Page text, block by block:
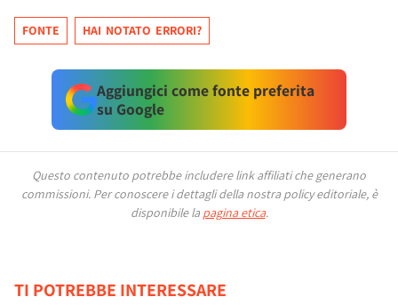
FONTE HAI NOTATO ERRORI?
Aggiungici come fonte preferita
su Google
Questo contenuto potrebbe includere link affiliati che generano
commissioni. Per conoscere i dettagli della nostra policy editoriale, è
disponibile la pagina etica.
TI POTREBBE INTERESSARE